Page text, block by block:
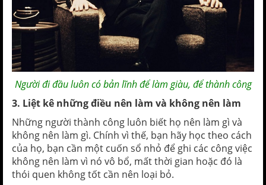
Người đi đầu luôn có bản lĩnh để làm giàu, để thành công
3. Liệt kê những điều nên làm và không nên làm
Những người thành công luôn biết họ nên làm gì và
không nên làm gì. Chính vì thế, bạn hãy học theo cách
của họ, bạn cần một cuốn sổ nhỏ để ghi các công việc
không nên làm vì nó vô bổ, mất thời gian hoặc đó là
thói quen không tốt cần nên loại bỏ.